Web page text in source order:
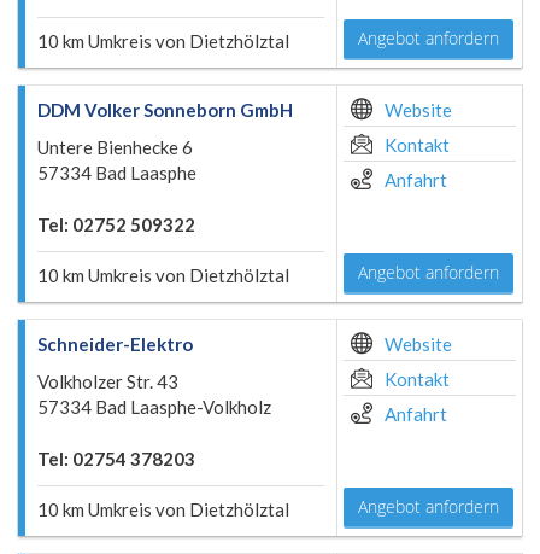
10 km Umkreis von Dietzhölztal Angebot anfordern
DDM Volker Sonneborn GmbH
Untere Bienhecke 6
57334 Bad Laasphe
Tel: 02752 509322
10 km Umkreis von Dietzhölztal
Website
Kontakt
Anfahrt
Angebot anfordern
Schneider-Elektro
Volkholzer Str. 43
57334 Bad Laasphe-Volkholz
Tel: 02754 378203
10 km Umkreis von Dietzhölztal
Website
Kontakt
Anfahrt
Angebot anfordern